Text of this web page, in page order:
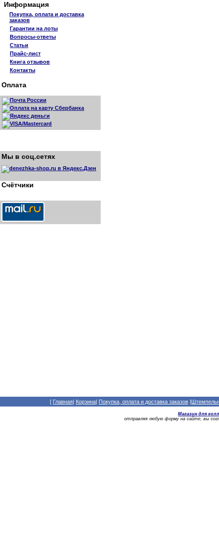
Информация
Покупка, оплата и доставка
заказов
Гарантии на лоты
Вопросы-ответы
Статьи
Прайс-лист
Книга отзывов
Контакты
Оплата
Мы в соц.сетях
Счётчики
[ Главная| Корзина| Покупка, оплата и доставка заказов |
Магазин для
отправляя любую форму на сайте, вы